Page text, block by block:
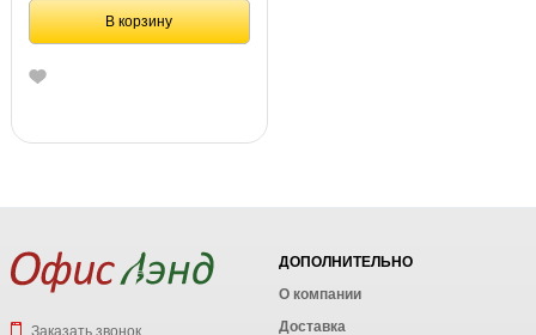
В корзину
Заказать звонок
ДОПОЛНИТЕЛЬНО
О компании
Доставка